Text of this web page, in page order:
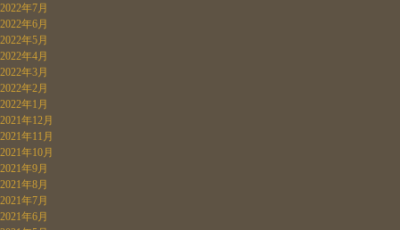
2022年7月
2022年6月
2022年5月
2022年4月
2022年3月
2022年2月
2022年1月
2021年12月
2021年11月
2021年10月
2021年9月
2021年8月
2021年7月
2021年6月